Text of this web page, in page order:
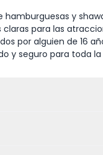
y
para las
por alguien de 16
y seguro para toda